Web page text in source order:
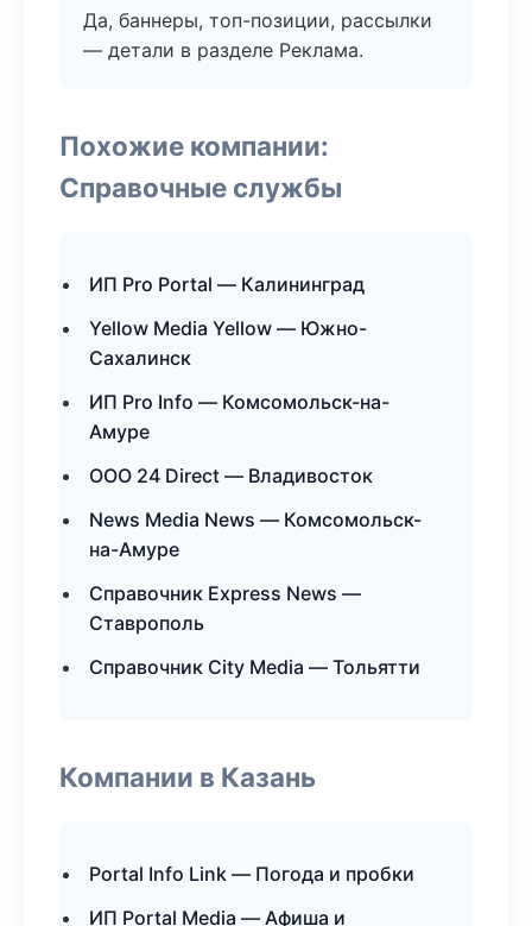
Да, баннеры, топ-позиции, рассылки
— детали в разделе Реклама.
Похожие компании:
Справочные службы
ИП Pro Portal — Калининград
Yellow Media Yellow — Южно-
Сахалинск
ИП Pro Info — Комсомольск-на-
Амуре
ООО 24 Direct — Владивосток
News Media News — Комсомольск-
на-Амуре
Справочник Express News —
Ставрополь
Справочник City Media — Тольятти
Компании в Казань
Portal Info Link — Погода и пробки
ИП Portal Media — Афиша и